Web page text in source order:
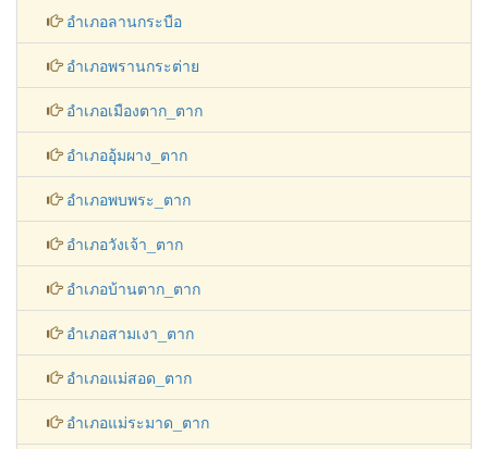
อำเภอลานกระบือ
อำเภอพรานกระต่าย
อำเภอเมืองตาก_ตาก
อำเภออุ้มผาง_ตาก
อำเภอพบพระ_ตาก
อำเภอวังเจ้า_ตาก
อำเภอบ้านตาก_ตาก
อำเภอสามเงา_ตาก
อำเภอแม่สอด_ตาก
อำเภอแม่ระมาด_ตาก